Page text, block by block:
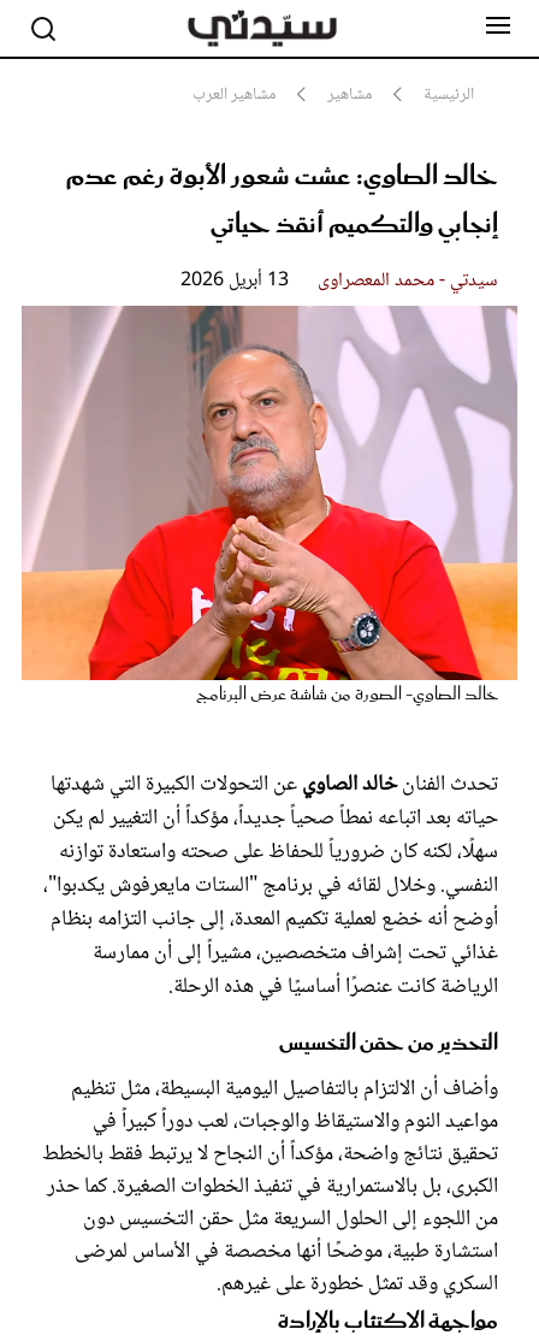
الرئيسية مشاهير مشاهير العرب
خالد الصاوي: عشت شعور الأبوة رغم عدم
إنجابي والتكميم أنقذ حياتي
سيدتي - محمد المعصراوى 13 أبريل 2026
خالد الصاوي- الصورة من شاشة عرض البرنامج
تحدث الفنانخالد الصاويعن التحولات الكبيرة التي شهدتها
حياته بعد اتباعه نمطاً صحياً جديداً، مؤكداً أن التغيير لم يكن
سهلًا، لكنه كان ضرورياً للحفاظ على صحته واستعادة توازنه
النفسي. وخلال لقائه في برنامج "الستات مايعرفوش يكدبوا"،
أوضح أنه خضع لعملية تكميم المعدة، إلى جانب التزامه بنظام
غذائي تحت إشراف متخصصين، مشيراً إلى أن ممارسة
الرياضة كانت عنصرًا أساسيًا في هذه الرحلة.
التحذير من حقن التخسيس
وأضاف أن الالتزام بالتفاصيل اليومية البسيطة، مثل تنظيم
مواعيد النوم والاستيقاظ والوجبات، لعب دوراً كبيراً في
تحقيق نتائج واضحة، مؤكداً أن النجاح لا يرتبط فقط بالخطط
الكبرى، بل بالاستمرارية في تنفيذ الخطوات الصغيرة. كما حذر
من اللجوء إلى الحلول السريعة مثل حقن التخسيس دون
استشارة طبية، موضحًا أنها مخصصة في الأساس لمرضى
السكري وقد تمثل خطورة على غيرهم.
مواجهة الاكتئاب بالإرادة
مشاهير
جمال
صحة ورشاقة
سيدتي وطفلك
لايف ستايل
بلس+
مطبخ سيدتي
مقالات الرأي
تقارير
عروس سيدتي
مجلة سيدتي
غلاف رفمي